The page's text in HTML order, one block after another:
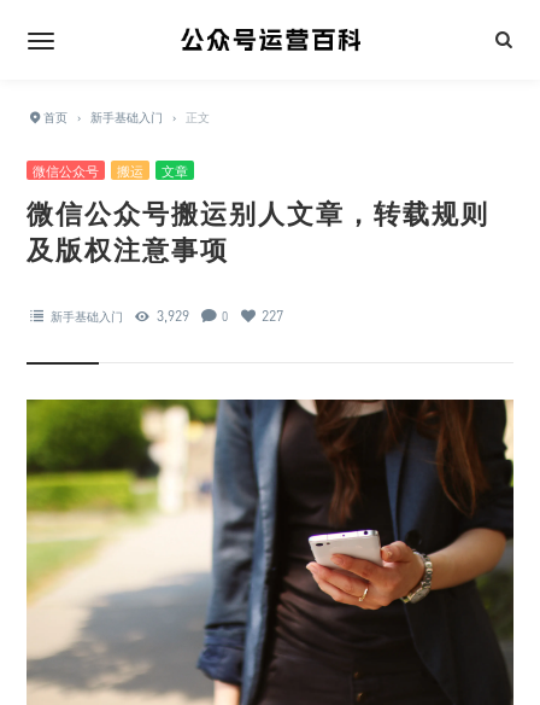
首页 › 新手基础入门 › 正文
微信公众号 搬运 文章
微信公众号搬运别人文章，转载规则
及版权注意事项
新手基础入门 3,929 0 227